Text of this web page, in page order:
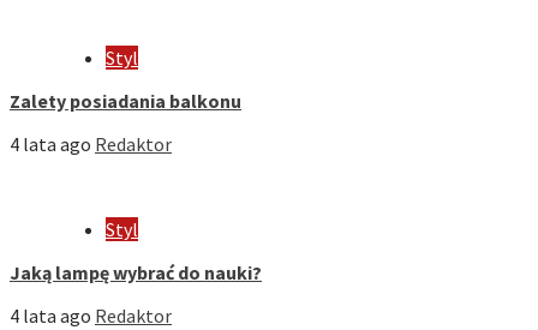
Styl
Zalety posiadania balkonu
4 lata ago Redaktor
Styl
Jaką lampę wybrać do nauki?
4 lata ago Redaktor